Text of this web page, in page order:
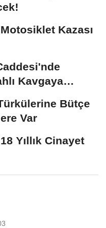
Kazası
Kavgaya
Bütçe
Var
Yıllık Cinayet